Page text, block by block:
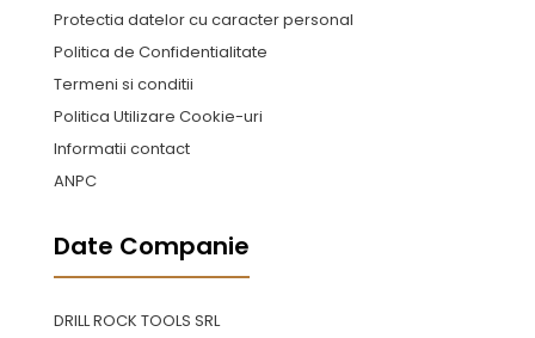
Protectia datelor cu caracter personal
Politica de Confidentialitate
Termeni si conditii
Politica Utilizare Cookie-uri
Informatii contact
ANPC
Date Companie
DRILL ROCK TOOLS SRL